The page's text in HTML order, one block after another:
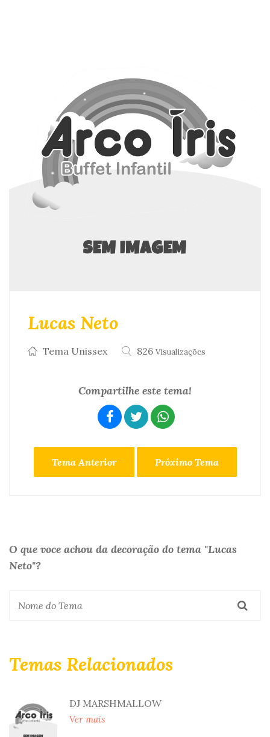
Lucas Neto
Tema Unissex 826 Visualizações
Compartilhe este tema!
Tema Anterior Próximo Tema
O que voce achou da decoração do tema "Lucas
Neto"?
Temas Relacionados
DJ MARSHMALLOW
Ver mais